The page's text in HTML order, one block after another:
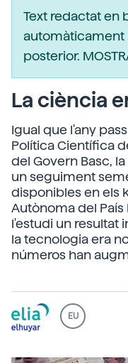
Text redactat en
automàticament
posterior.
La ciència
Igual que l'any
Política Científica
del Govern Basc,
un seguiment
disponibles en els
Autònoma del País
l'estudi un resultat
la tecnologia era
números han
EU